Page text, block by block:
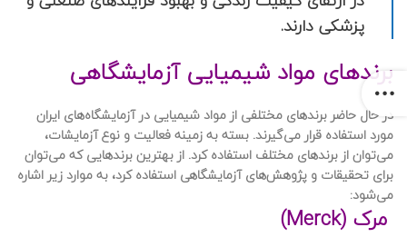
پزشکی دارند.
برندهای مواد شیمیایی آزمایشگاهی
در حال حاضر برندهای مختلفی از مواد شیمیایی در آزمایشگاه‌های ایران
مورد استفاده قرار می‌گیرند. بسته به زمینه فعالیت و نوع آزمایشات،
می‌توان از برندهای مختلف استفاده کرد. از بهترین برندهایی که می‌توان
برای تحقیقات و پژوهش‌های آزمایشگاهی استفاده کرد، به موارد زیر اشاره
می‌شود:
مرک (Merck)